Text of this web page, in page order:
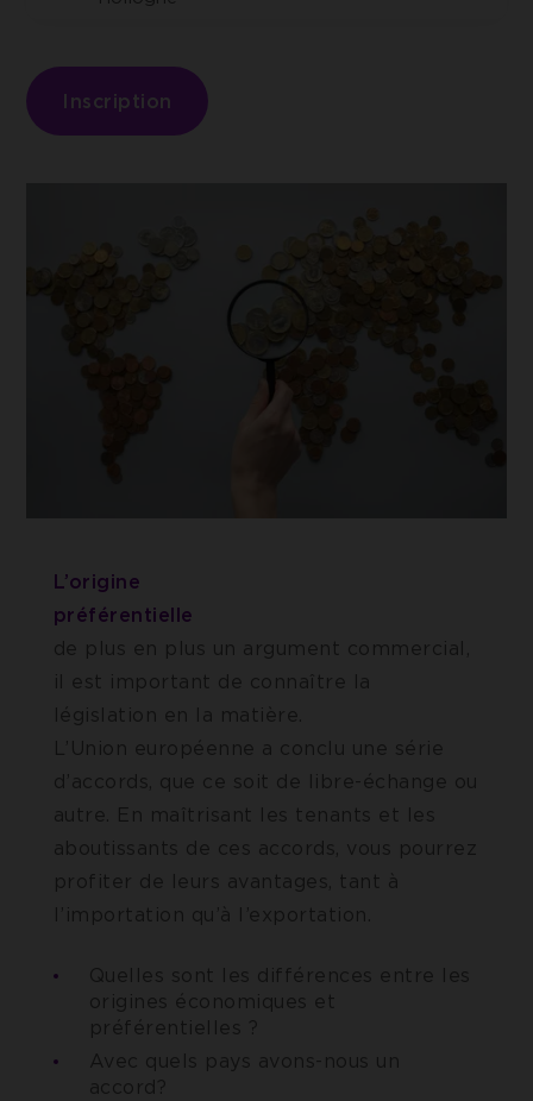
Inscription
L’origine
préférentielle
de plus en plus un argument commercial,
il est important de connaître la
législation en la matière.
L’Union européenne a conclu une série
d’accords, que ce soit de libre-échange ou
autre. En maîtrisant les tenants et les
aboutissants de ces accords, vous pourrez
profiter de leurs avantages, tant à
l’importation qu’à l’exportation.
Quelles sont les différences entre les
origines économiques et
préférentielles ?
Avec quels pays avons-nous un
accord?
gérer l'envoi des données sur Google Analytics.